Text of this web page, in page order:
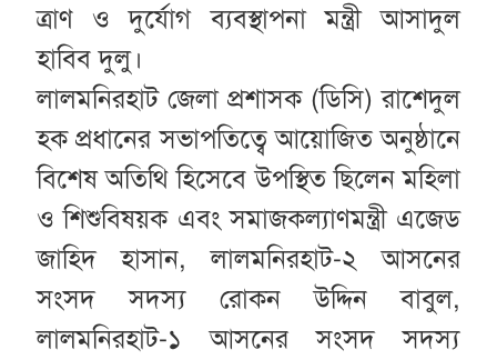
ত্রাণ ও দুর্যোগ ব্যবস্থাপনা মন্ত্রী আসাদুল
হাবিব দুলু।
লালমনিরহাট জেলা প্রশাসক (ডিসি) রাশেদুল
হক প্রধানের সভাপতিত্বে আয়োজিত অনুষ্ঠানে
বিশেষ অতিথি হিসেবে উপস্থিত ছিলেন মহিলা
ও শিশুবিষয়ক এবং সমাজকল্যাণমন্ত্রী এজেড
জাহিদ হাসান, লালমনিরহাট-২ আসনের
সংসদ সদস্য রোকন উদ্দিন বাবুল,
লালমনিরহাট-১ আসনের সংসদ সদস্য